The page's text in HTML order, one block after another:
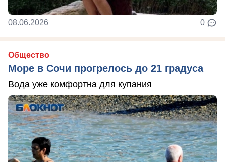
08.06.2026 0
Общество
Море в Сочи прогрелось до 21 градуса
Вода уже комфортна для купания